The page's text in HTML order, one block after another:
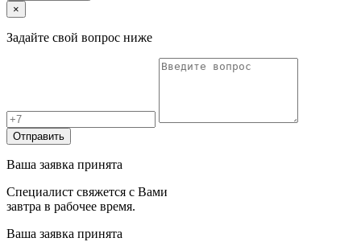
×
Задайте свой вопрос ниже
Отправить
Ваша заявка принята
Специалист свяжется с Вами
завтра в рабочее время.
Ваша заявка принята